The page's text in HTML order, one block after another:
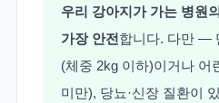
우리 강아지가 가는 병원
가장 안전합니다. 다만 —
(체중 2kg 이하)이거나 어
미만), 당뇨·신장 질환이